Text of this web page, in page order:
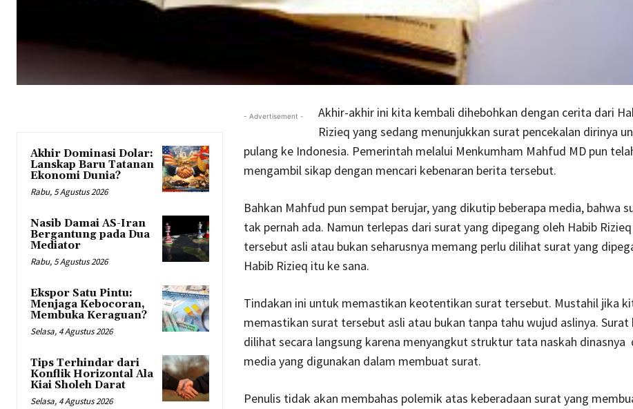
Akhir Dominasi Dolar:
Lanskap Baru Tatanan
Ekonomi Dunia?
Rabu, 5 Agustus 2026
Nasib Damai AS-Iran
Bergantung pada Dua
Mediator
Rabu, 5 Agustus 2026
Ekspor Satu Pintu:
Menjaga Kebocoran,
Membuka Keraguan?
Selasa, 4 Agustus 2026
Tips Terhindar dari
Konflik Horizontal Ala
Kiai Sholeh Darat
Selasa, 4 Agustus 2026
- Advertisement -
Akhir-akhir ini kita kembali dihebohkan dengan cerita dari
Rizieq yang sedang menunjukkan surat pencekalan dirinya
pulang ke Indonesia. Pemerintah melalui Menkumham Mahfud MD pun
mengambil sikap dengan mencari kebenaran berita tersebut.
Bahkan Mahfud pun sempat berujar, yang dikutip beberapa media, bahwa
tak pernah ada. Namun terlepas dari surat yang dipegang oleh Habib Rizieq
tersebut asli atau bukan seharusnya memang perlu dilihat surat yang
Habib Rizieq itu ke sana.
Tindakan ini untuk memastikan keotentikan surat tersebut. Mustahil jika
memastikan surat tersebut asli atau bukan tanpa tahu wujud aslinya. Surat
dilihat secara langsung karena menyangkut struktur tata naskah dinasnya
media yang digunakan dalam membuat surat.
Penulis tidak akan membahas polemik atas keberadaan surat yang